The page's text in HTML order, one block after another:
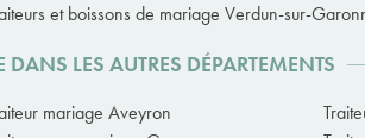
et boissons de mariage Verdun-sur-
LES AUTRES DÉPARTEMENTS
mariage Aveyron